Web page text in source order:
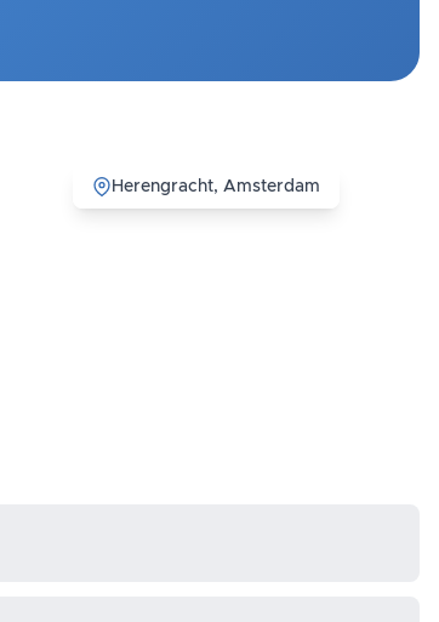
Herengracht, Amsterdam